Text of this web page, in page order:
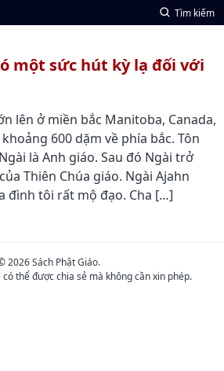
Tìm kiếm
một sức hút kỳ lạ đối với
lên ở miền bắc Manitoba, Canada,
600 dặm về phía bắc. Tôn
là Anh giáo. Sau đó Ngài trở
Thiên Chúa giáo. Ngài Ajahn
đình tôi rất mộ đạo. Cha […]
2026 Sách Phật Giáo.
thể được chia sẻ mà không cần xin phép.